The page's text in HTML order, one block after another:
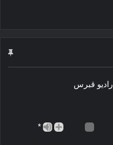
رادیو قبرس
*